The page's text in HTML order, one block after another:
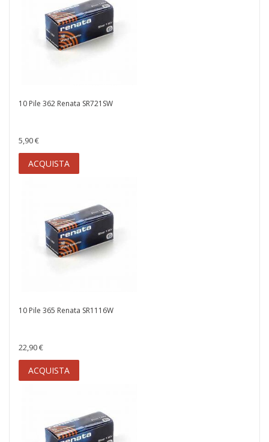
10 Pile 362 Renata SR721SW
5,90 €
ACQUISTA
10 Pile 365 Renata SR1116W
22,90 €
ACQUISTA